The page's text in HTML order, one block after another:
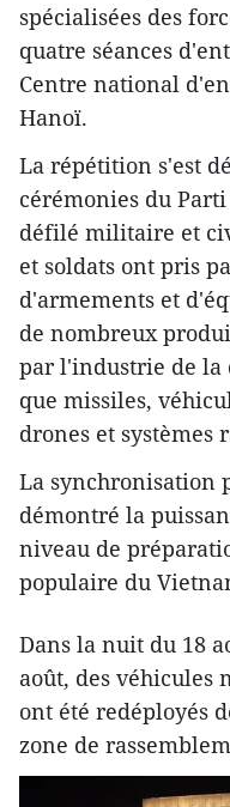
spécialisées des
quatre séances
Centre national
Hanoï.
La répétition s'est
cérémonies du
défilé militaire et
et soldats ont pris
d'armements et
de nombreux
par l'industrie de la
que missiles,
drones et systèmes
La synchronisation
démontré la
niveau de
populaire du
Dans la nuit du 18
août, des
ont été redéployés
zone de